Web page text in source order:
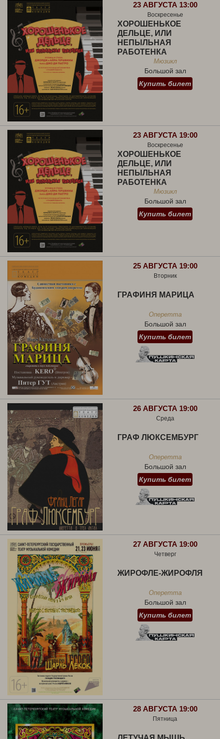
23 АВГУСТА 13:00
Воскресенье
ХОРОШЕНЬКОЕ
ДЕЛЬЦЕ, ИЛИ
НЕПЫЛЬНАЯ
РАБОТЕНКА
Мюзикл
Большой зал
Купить билет
23 АВГУСТА 19:00
Воскресенье
ХОРОШЕНЬКОЕ
ДЕЛЬЦЕ, ИЛИ
НЕПЫЛЬНАЯ
РАБОТЕНКА
Мюзикл
Большой зал
Купить билет
25 АВГУСТА 19:00
Вторник
ГРАФИНЯ МАРИЦА
Оперетта
Большой зал
Купить билет
26 АВГУСТА 19:00
Среда
ГРАФ ЛЮКСЕМБУРГ
Оперетта
Большой зал
Купить билет
27 АВГУСТА 19:00
Четверг
ЖИРОФЛЕ-ЖИРОФЛЯ
Оперетта
Большой зал
Купить билет
28 АВГУСТА 19:00
Пятница